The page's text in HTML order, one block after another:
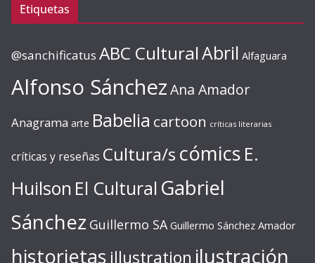
Etiquetas
@sanchificatus ABC CulturalAbril Alfaguara
Alfonso SánchezAna Amador
Anagrama arte Babelia cartoon críticas literarias
críticas y reseñas Cultura/s cómics E.
Huilson El Cultural Gabriel
Sánchez Guillermo SA Guillermo Sánchez Amador
historietas illustration ilustración